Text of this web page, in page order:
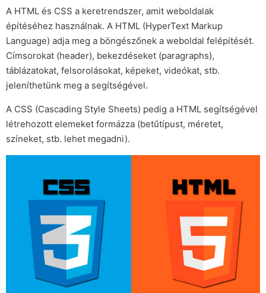
A HTML és CSS a keretrendszer, amit weboldalak
építéséhez használnak. A HTML (HyperText Markup
Language) adja meg a böngészőnek a weboldal felépítését.
Címsorokat (header), bekezdéseket (paragraphs),
táblázatokat, felsorolásokat, képeket, videókat, stb.
jeleníthetünk meg a segítségével.
A CSS (Cascading Style Sheets) pedig a HTML segítségével
létrehozott elemeket formázza (betűtípust, méretet,
színeket, stb. lehet megadni).